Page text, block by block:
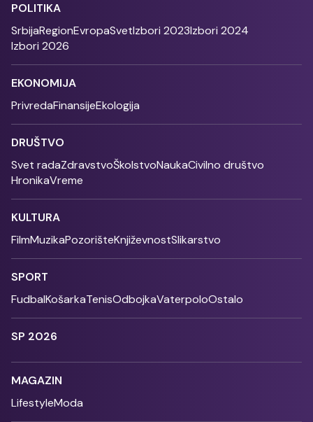
POLITIKA
SrbijaRegionEvropaSvetIzbori 2023Izbori 2024
Izbori 2026
EKONOMIJA
PrivredaFinansijeEkologija
DRUŠTVO
Svet radaZdravstvoŠkolstvoNaukaCivilno društvo
HronikaVreme
KULTURA
FilmMuzikaPozorišteKnjiževnostSlikarstvo
SPORT
FudbalKošarkaTenisOdbojkaVaterpoloOstalo
SP 2026
MAGAZIN
LifestyleModa